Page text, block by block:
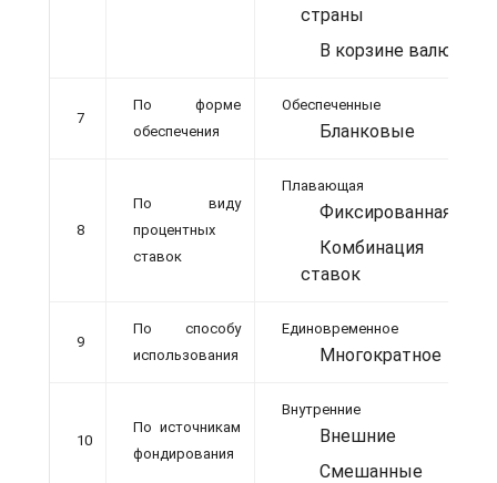
страны
В корзине валют
7
По форме
обеспечения
Обеспеченные
Бланковые
8
По виду
процентных
ставок
Плавающая
Фиксированная
Комбинация
ставок
9
По способу
использования
Единовременное
Многократное
10
По источникам
фондирования
Внутренние
Внешние
Смешанные